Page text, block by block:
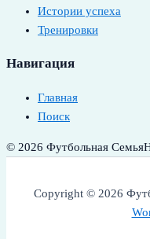
Истории успеха
Тренировки
Навигация
Главная
Поиск
© 2026 Футбольная Семья
Copyright © 2026